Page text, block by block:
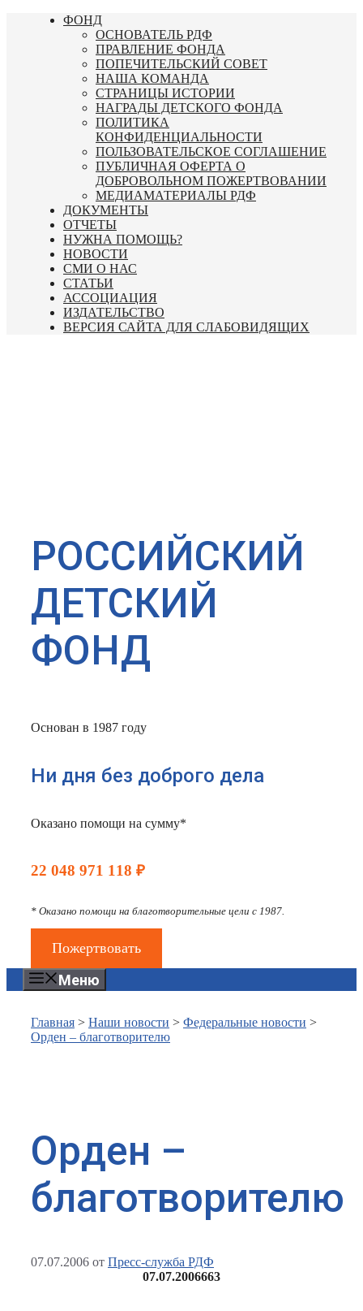
Перейти
ФОНД
ОСНОВАТЕЛЬ РДФ
ПРАВЛЕНИЕ ФОНДА
ПОПЕЧИТЕЛЬСКИЙ СОВЕТ
НАША КОМАНДА
СТРАНИЦЫ ИСТОРИИ
НАГРАДЫ ДЕТСКОГО ФОНДА
ПОЛИТИКА
КОНФИДЕНЦИАЛЬНОСТИ
ПОЛЬЗОВАТЕЛЬСКОЕ СОГЛАШЕНИЕ
ПУБЛИЧНАЯ ОФЕРТА О
ДОБРОВОЛЬНОМ ПОЖЕРТВОВАНИИ
МЕДИАМАТЕРИАЛЫ РДФ
ДОКУМЕНТЫ
ОТЧЕТЫ
НУЖНА ПОМОЩЬ?
НОВОСТИ
СМИ О НАС
СТАТЬИ
АССОЦИАЦИЯ
ИЗДАТЕЛЬСТВО
ВЕРСИЯ САЙТА ДЛЯ СЛАБОВИДЯЩИХ
РОССИЙСКИЙ
ДЕТСКИЙ
ФОНД
Основан в 1987 году
Ни дня без доброго дела
Оказано помощи на сумму*
22 048 971 118 ₽
* Оказано помощи на благотворительные цели с 1987.
Пожертвовать
Меню
Главная > Наши новости > Федеральные новости >
Орден – благотворителю
Орден –
благотворителю
07.07.2006 от Пресс-служба РДФ
07.07.2006663